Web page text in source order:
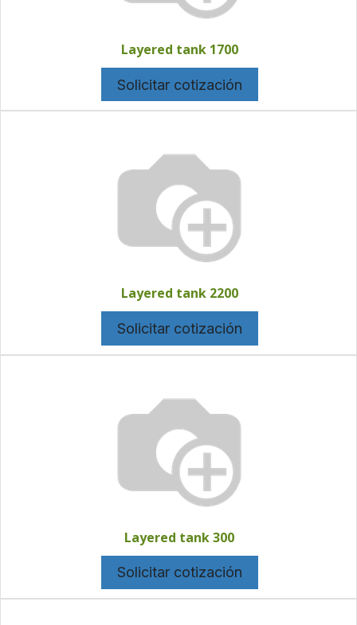
Layered tank 1700
Solicitar cotización
Layered tank 2200
Solicitar cotización
Layered tank 300
Solicitar cotización